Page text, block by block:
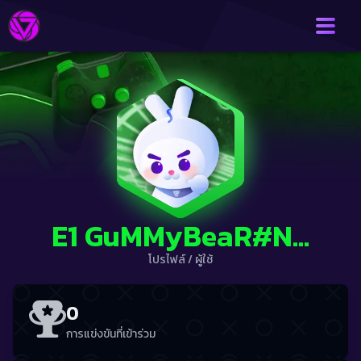
E1 GuMMyBeaR#NOOB
โปรไฟล์/ผู้ใช้
0
การแข่งขันที่เข้าร่วม